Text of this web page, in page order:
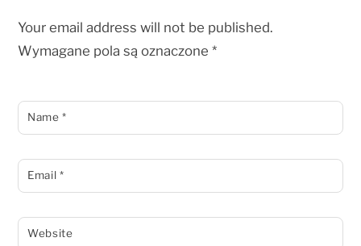
Your email address will not be published.
Wymagane pola są oznaczone*
Name*
Email *
Website